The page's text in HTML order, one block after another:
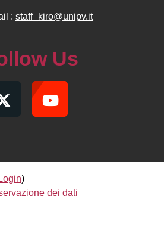
: staff_kiro@unipv.it
Us
Login)
dei dati